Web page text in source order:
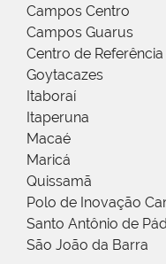
Campos Centro
Campos Guarus
Centro de
Goytacazes
Itaboraí
Itaperuna
Macaé
Maricá
Quissamã
Polo de Inovação
Santo Antônio de
São João da Barra